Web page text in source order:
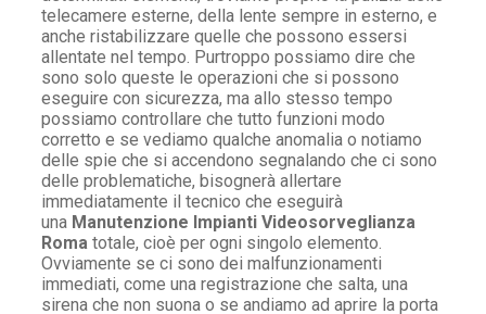
telecamere esterne, della lente sempre in esterno, e
anche ristabilizzare quelle che possono essersi
allentate nel tempo. Purtroppo possiamo dire che
sono solo queste le operazioni che si possono
eseguire con sicurezza, ma allo stesso tempo
possiamo controllare che tutto funzioni modo
corretto e se vediamo qualche anomalia o notiamo
delle spie che si accendono segnalando che ci sono
delle problematiche, bisognerà allertare
immediatamente il tecnico che eseguirà
una Manutenzione Impianti Videosorveglianza
Roma totale, cioè per ogni singolo elemento.
Ovviamente se ci sono dei malfunzionamenti
immediati, come una registrazione che salta, una
sirena che non suona o se andiamo ad aprire la porta